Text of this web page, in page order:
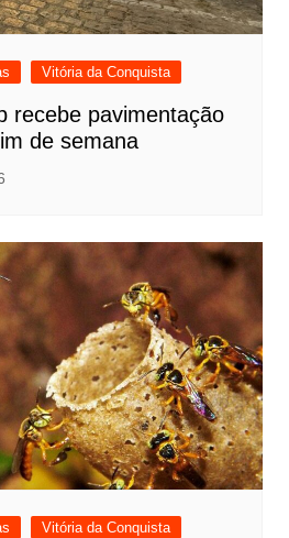
Vitória da Conquista
recebe pavimentação
de semana
Vitória da Conquista